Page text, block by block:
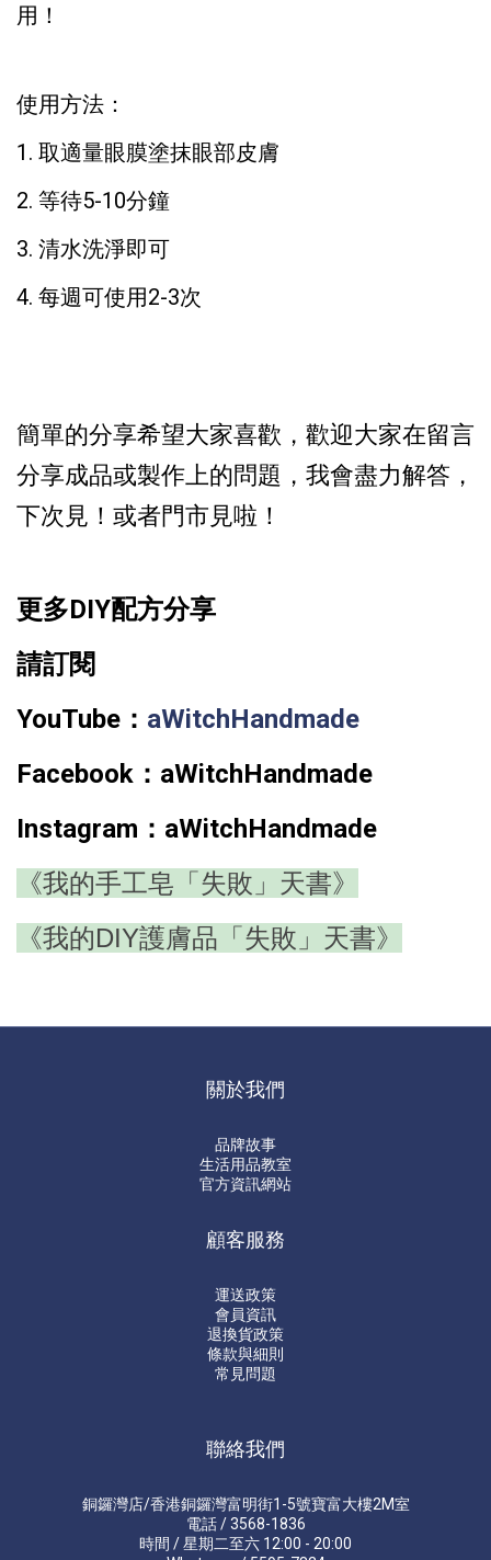
用！
使用方法：
1. 取適量眼膜塗抹眼部皮膚
2. 等待5-10分鐘
3. 清水洗淨即可
4. 每週可使用2-3次
簡單的分享希望大家喜歡，歡迎大家在留言
分享成品或製作上的問題，我會盡力解答，
下次見！或者門市見啦！
更多DIY配方分享
請訂閱
YouTube： aWitchHandmade
Facebook： aWitchHandmade
Instagram： aWitchHandmade
《我的手工皂「失敗」天書》
《我的DIY護膚品「失敗」天書》
關於我們
品牌故事
生活用品教室
官方資訊網站
顧客服務
運送政策
會員資訊
退換貨政策
條款與細則
常見問題
聯絡我們
銅鑼灣店/香港銅鑼灣富明街1-5號寶富大樓2M室
電話 / 3568-1836
時間 / 星期二至六 12:00 - 20:00